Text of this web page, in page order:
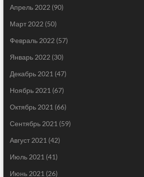
Апрель 2022 (90)
Март 2022 (50)
Февраль 2022 (57)
Январь 2022 (30)
Декабрь 2021 (47)
Ноябрь 2021 (67)
Октябрь 2021 (66)
Сентябрь 2021 (59)
Август 2021 (42)
Июль 2021 (41)
Июнь 2021 (26)